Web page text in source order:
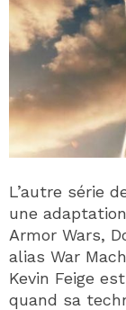
L’autre série
une
Armor Wars,
alias War
Kevin Feige
quand sa